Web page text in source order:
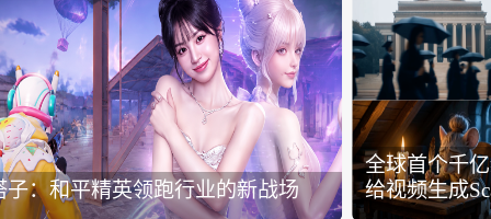
战场
全球首个千亿级MoE视频模型开源！
给视频生成Scaling找了条新路